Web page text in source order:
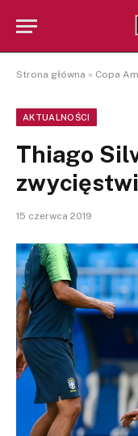
Strona główna » Copa
AKTUALNOŚCI
Thiago
15 czerwca 2019